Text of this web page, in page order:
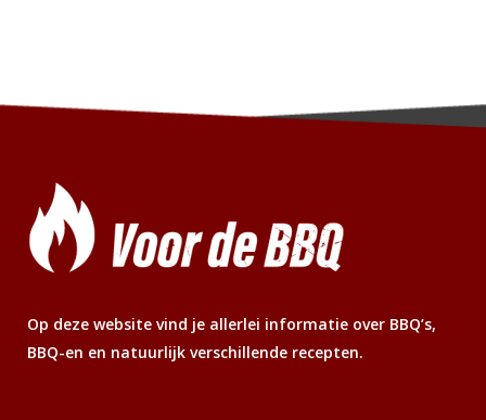
Op deze website vind je allerlei informatie over BBQ’s,
BBQ-en en natuurlijk verschillende recepten.